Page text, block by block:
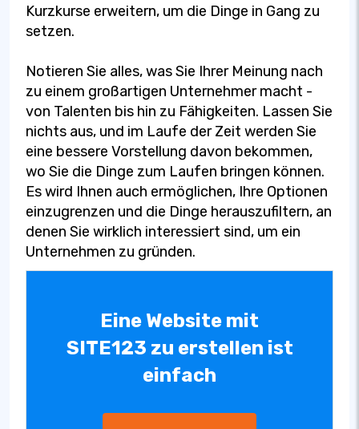
Kurzkurse erweitern, um die Dinge in Gang zu
setzen.
Notieren Sie alles, was Sie Ihrer Meinung nach
zu einem großartigen Unternehmer macht -
von Talenten bis hin zu Fähigkeiten. Lassen Sie
nichts aus, und im Laufe der Zeit werden Sie
eine bessere Vorstellung davon bekommen,
wo Sie die Dinge zum Laufen bringen können.
Es wird Ihnen auch ermöglichen, Ihre Optionen
einzugrenzen und die Dinge herauszufiltern, an
denen Sie wirklich interessiert sind, um ein
Unternehmen zu gründen.
Eine Website mit
SITE123 zu erstellen ist
einfach